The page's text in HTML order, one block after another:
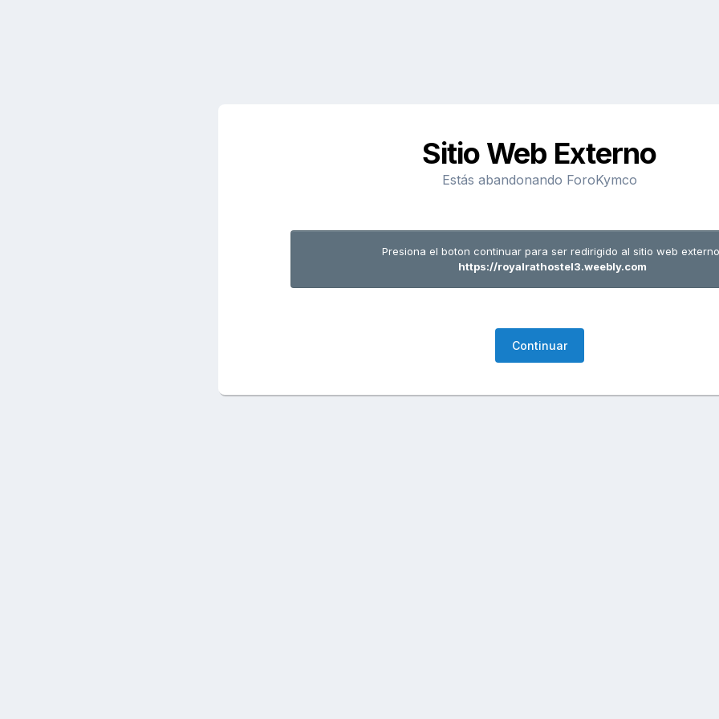
Sitio Web Externo
Estás abandonando ForoKymco
Presiona el boton continuar para ser redirigido al sitio web
https://royalrathostel3.weebly.com
Continuar